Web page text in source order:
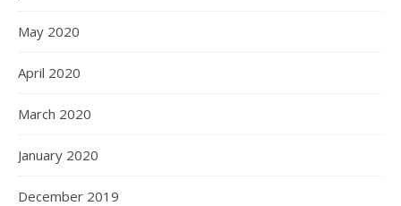
May 2020
April 2020
March 2020
January 2020
December 2019